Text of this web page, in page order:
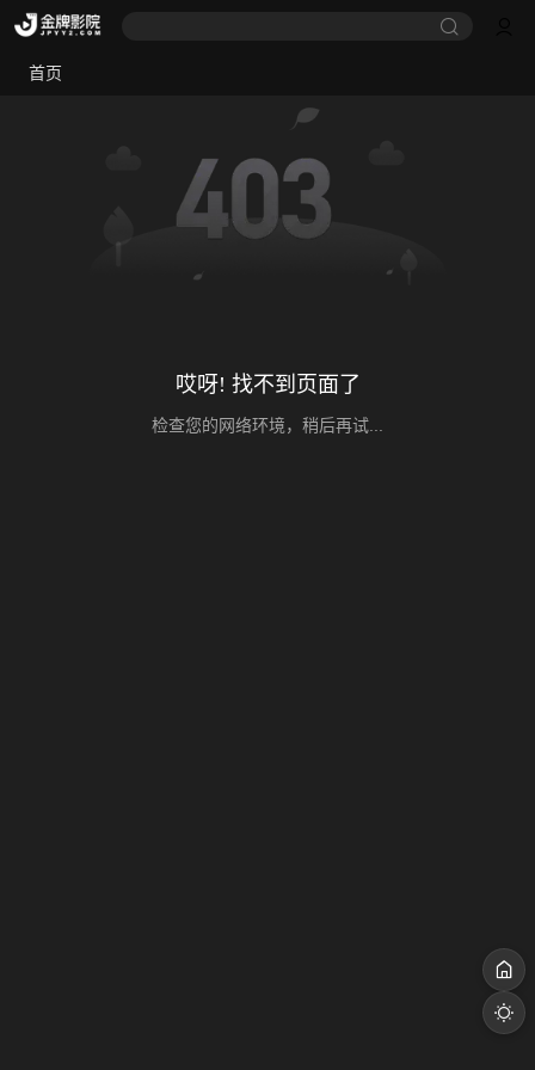
首页
哎呀! 找不到页面了
检查您的网络环境，稍后再试...